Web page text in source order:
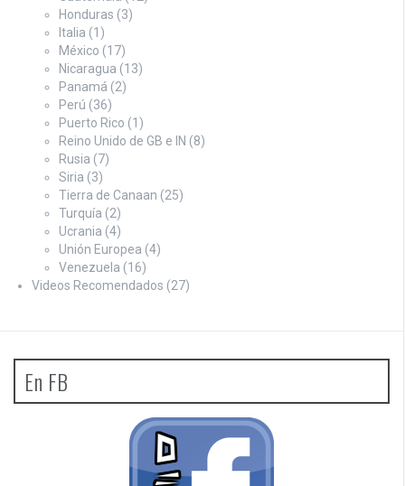
Honduras (3)
Italia (1)
México (17)
Nicaragua (13)
Panamá (2)
Perú (36)
Puerto Rico (1)
Reino Unido de GB e IN (8)
Rusia (7)
Siria (3)
Tierra de Canaan (25)
Turquía (2)
Ucrania (4)
Unión Europea (4)
Venezuela (16)
Videos Recomendados (27)
En FB